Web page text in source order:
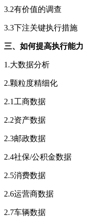
3.2有价值的调查
3.3下注关键执行措施
三、如何提高执行能力
1.大数据分析
2.颗粒度精细化
2.1工商数据
2.2资产数据
2.3邮政数据
2.4社保/公积金数据
2.5消费数据
2.6运营商数据
2.7车辆数据